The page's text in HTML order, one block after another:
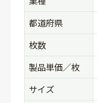
都道府県
枚数
製品単価／枚
サイズ